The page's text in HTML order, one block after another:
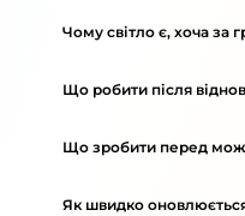
Чому світло є, хоча за
Що робити після
Що зробити перед
Як швидко